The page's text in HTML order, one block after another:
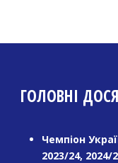
ГОЛОВНІ
Чемпіон
2023/24, 2024/